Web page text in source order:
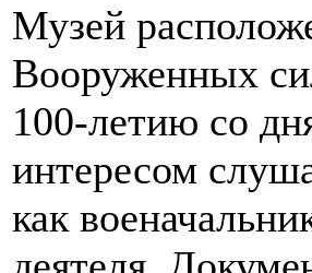
Музей
Вооруженных
100-летию со
интересом
как